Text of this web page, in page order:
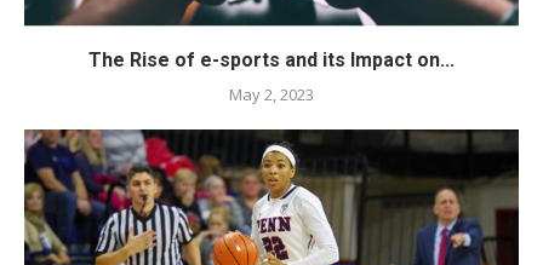
The Rise of e-sports and its Impact on...
May 2, 2023